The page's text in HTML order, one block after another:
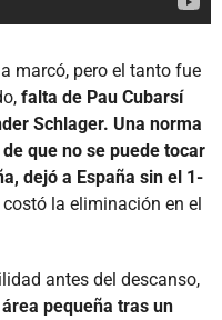
marcó, pero el tanto fue
falta de Pau Cubarsí
Schlager. Una norma
que no se puede tocar
dejó a España sin el 1-
la eliminación en el
antes del descanso,
pequeña tras un